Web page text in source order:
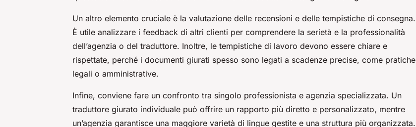
Un altro elemento cruciale è la valutazione delle recensioni e delle tempistiche di consegna.
È utile analizzare i feedback di altri clienti per comprendere la serietà e la professionalità
dell’agenzia o del traduttore. Inoltre, le tempistiche di lavoro devono essere chiare e
rispettate, perché i documenti giurati spesso sono legati a scadenze precise, come pratiche
legali o amministrative.
Infine, conviene fare un confronto tra singolo professionista e agenzia specializzata. Un
traduttore giurato individuale può offrire un rapporto più diretto e personalizzato, mentre
un’agenzia garantisce una maggiore varietà di lingue gestite e una struttura più organizzata.